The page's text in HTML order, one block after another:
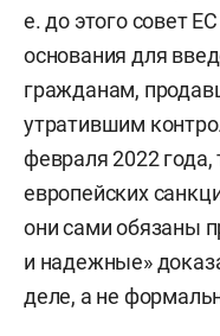
е. до этого совет
основания для
гражданам,
утратившим
февраля 2022
европейских
они сами обязаны
и надежные»
деле, а не